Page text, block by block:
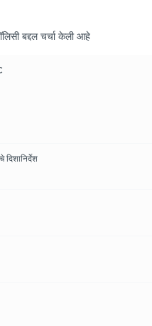
बद्दल चर्चा केली आहे